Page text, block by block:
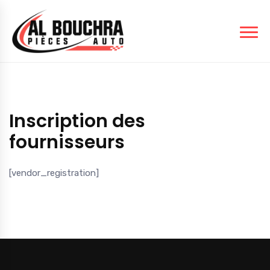
Inscription des
fournisseurs
[vendor_registration]